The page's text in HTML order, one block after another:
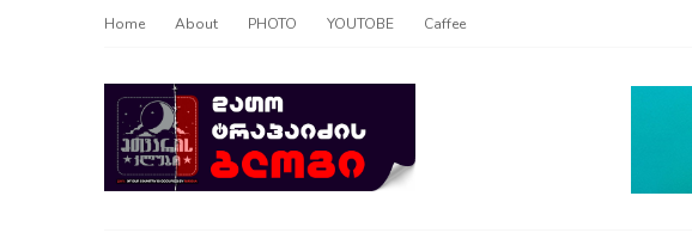
Home About PHOTO YOUTOBE Caffee